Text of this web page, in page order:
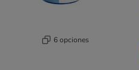
6 opciones